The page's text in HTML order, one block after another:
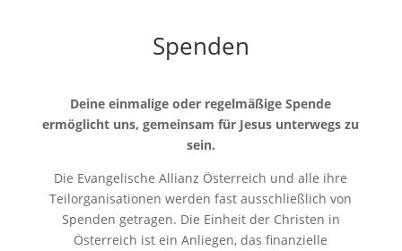
Spenden
Deine einmalige oder regelmäßige Spende
ermöglicht uns, gemeinsam für Jesus unterwegs zu
sein.
Die Evangelische Allianz Österreich und alle ihre
Teilorganisationen werden fast ausschließlich von
Spenden getragen. Die Einheit der Christen in
Österreich ist ein Anliegen, das finanzielle